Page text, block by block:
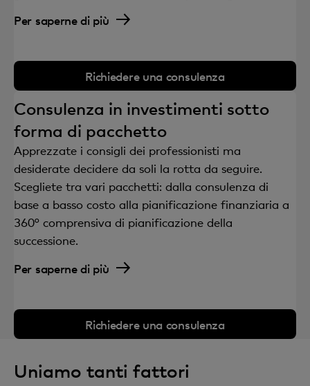
Per saperne di più
Richiedere una consulenza
Consulenza in investimenti sotto
forma di pacchetto
Apprezzate i consigli dei professionisti ma
desiderate decidere da soli la rotta da seguire.
Scegliete tra vari pacchetti: dalla consulenza di
base a basso costo alla pianificazione finanziaria a
360° comprensiva di pianificazione della
successione.
Per saperne di più
Richiedere una consulenza
Uniamo tanti fattori